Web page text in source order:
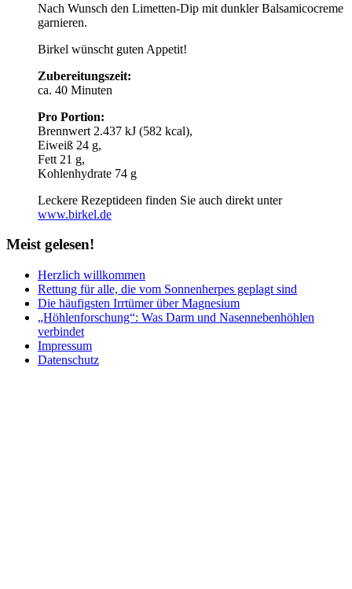
Nach Wunsch den Limetten-Dip mit dunkler Balsamicocreme
garnieren.
Birkel wünscht guten Appetit!
Zubereitungszeit:
ca. 40 Minuten
Pro Portion:
Brennwert 2.437 kJ (582 kcal),
Eiweiß 24 g,
Fett 21 g,
Kohlenhydrate 74 g
Leckere Rezeptideen finden Sie auch direkt unter
www.birkel.de
Meistgelesen!
Herzlich willkommen
Rettung für alle, die vom Sonnenherpes geplagt sind
Die häufigsten Irrtümer über Magnesium
„Höhlenforschung“: Was Darm und Nasennebenhöhlen
verbindet
Impressum
Datenschutz